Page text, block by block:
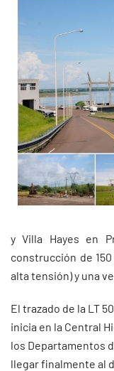
y Villa Hayes en
construcción de
alta tensión) y una
El trazado de la LT
inicia en la Central
los Departamentos
llegar finalmente al